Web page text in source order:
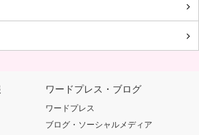
ワードプレス・ブログ
ワードプレス
ブログ・ソーシャルメディア